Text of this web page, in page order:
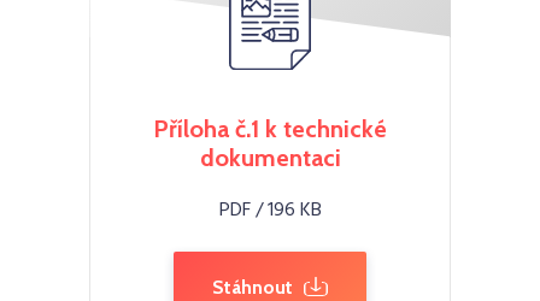
Příloha č.1 k technické
dokumentaci
PDF / 196 KB
Stáhnout